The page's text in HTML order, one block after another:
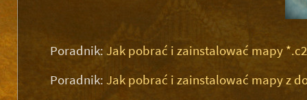
Poradnik: Jak pobrać i zainstalować mapy
Poradnik: Jak pobrać i zainstalować mapy z